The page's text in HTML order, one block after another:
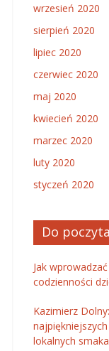
wrzesień 2020
sierpień 2020
lipiec 2020
czerwiec 2020
maj 2020
kwiecień 2020
marzec 2020
luty 2020
styczeń 2020
Do
Jak
codzienności
Kazimierz
lokalnych